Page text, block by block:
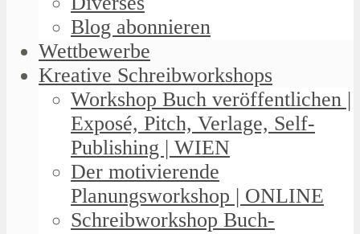
Blog abonnieren
Wettbewerbe
Kreative Schreibworkshops
Workshop Buch veröffentlichen |
Exposé, Pitch, Verlage, Self-
Publishing | WIEN
Der motivierende
Planungsworkshop | ONLINE
Schreibworkshop Buch-